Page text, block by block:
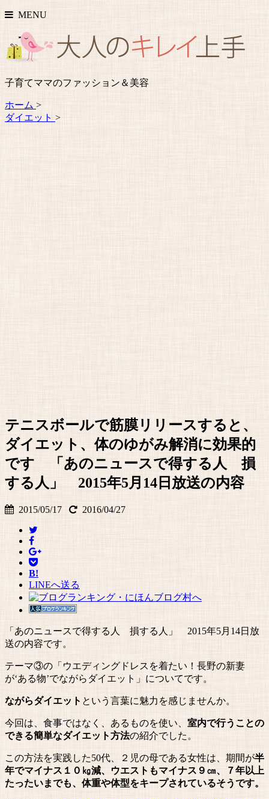
MENU
子育てママのファッション＆美容
ホーム >
ダイエット >
テニスボールで筋膜リリースすると、
ダイエット、体のゆがみ解消に効果的
です 「あのニュースで得する人 損
する人」 2015年5月14日放送の内容
2015/05/17 2016/04/27
B!
LINEへ送る
「あのニュースで得する人 損する人」 2015年5月14日放
送の内容です。
テーマ③の「ウエディングドレスを着たい！長野の新妻
が‘ある物’でながらダイエット」についてです。
ながらダイエット という言葉に魅力を感じませんか。
今回は、食事ではなく、あるものを使い、 室内で行うことの
できる簡単なダイエット方法の紹介でした。
この方法を実践した50代、２児の母である女性は、期間が半
年でマイナス１０㎏減、ウエストもマイナス９㎝、７年以上
たったいまでも、体重や体型をキープされているそうです。